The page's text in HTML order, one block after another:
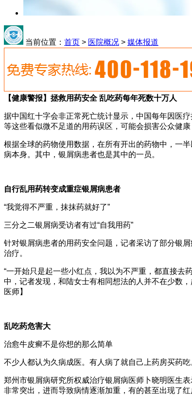
当前位置： 首页 > 医院概况 > 媒体报道
【健康警报】拯救用药安全 乱吃药每年死数十万人
据中国红十字会非正常死亡统计显示，中国每年因医
等这些看似微不足道的用药误区，可能会损害公众健
根据全球的药物使用数据，在所有开出的药物中，一
病本身。其中，银屑病患者也是其中的一员。
自行乱用药转变成重症银屑病患者
“我觉得不严重，抹抹药就好了”
三分之二银屑病受访者有过“自我用药”
针对银屑病患者的用药安全问题，记者采访了部分银
治疗。
“一开始只是起一些小红点，我以为不严重，都直接去
中，记者发现，和陆女士有相同想法的人并不在少数
医师】
乱吃药危害大
治愈牛皮癣不是你想的那么简单
不少人都认为久病成医。有人病了就自己上药房买药吃
郑州市银屑病研究所权威治疗银屑病医师卜晓明医生
非常突出，进而导致病情逐渐加重，有的甚至出现了